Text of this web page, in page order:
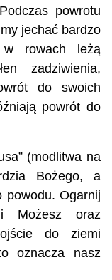
powrotu
jechać bardzo
rowach leżą
zadziwienia,
do swoich
powrót do
(modlitwa na
Bożego, a
powodu. Ogarnij
Możesz oraz
do ziemi
oznacza nasz